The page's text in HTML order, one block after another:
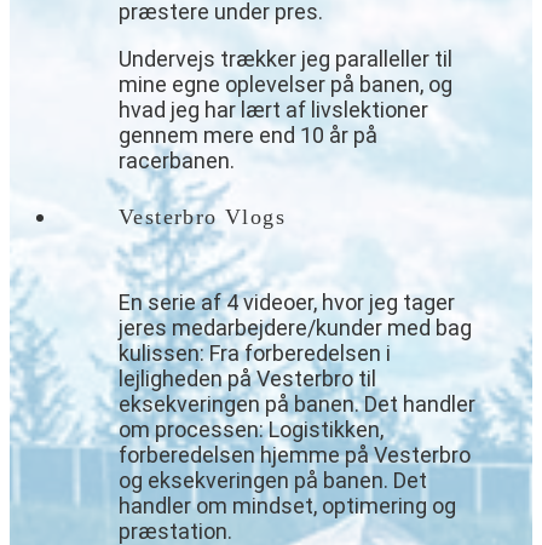
præstere under pres.
Undervejs trækker jeg paralleller til
mine egne oplevelser på banen, og
hvad jeg har lært af livslektioner
gennem mere end 10 år på
racerbanen.
Vesterbro Vlogs
En serie af 4 videoer, hvor jeg tager
jeres medarbejdere/kunder med bag
kulissen: Fra forberedelsen i
lejligheden på Vesterbro til
eksekveringen på banen. Det handler
om processen: Logistikken,
forberedelsen hjemme på Vesterbro
og eksekveringen på banen. Det
handler om mindset, optimering og
præstation.